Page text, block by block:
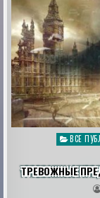
в
ВСЕ
ТРЕВОЖНЫЕ